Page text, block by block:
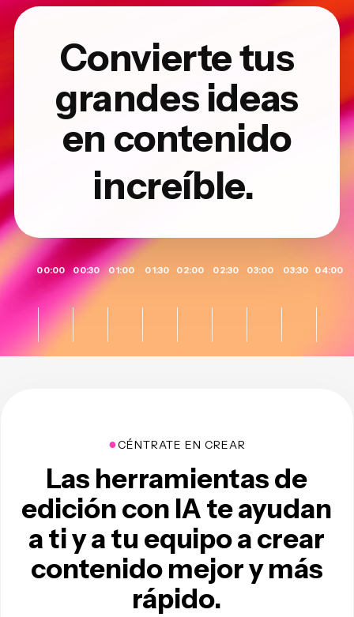
Convierte tus
grandes ideas
en contenido
increíble.
00:00 00:30 01:00 01:30 02:00 02:30 03:00 03:30 04:00
●CÉNTRATE EN CREAR
Las herramientas de
edición con IA te ayudan
a ti y a tu equipo a crear
contenido mejor y más
rápido.